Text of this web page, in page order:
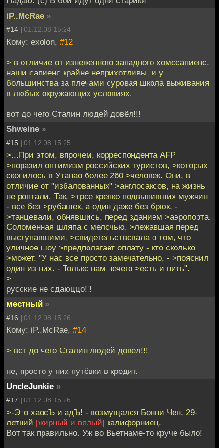
iP..McRae »
#14 | 01.12.08 15:24
Кому: exolon, #12
> в отличие от изнеженного западного хомосапиенс.
наши сапиенс крайне неприхотливы, и у
большинства за плечами суровая школа выживания
в любых окружающих условиях.
вот до чего Сталин людей довёл!!!
Shweine »
#15 | 01.12.08 15:25
>...При этом, впрочем, корреспондента AFP
>поразил оптимизм российских туристов, >которых
скопилось в Утапао более 260 >человек. Они, в
отличие от "избалованных" >англосаксов, на жизнь
не роптали. Так, >трое крепко подвыпивших мужчин
- все без >рубашек, а один даже без брюк, -
>танцевали, обнявшись, перед зданием >аэропорта.
Соломенная шляпа с мелочью, >лежавшая перед
выступавшими, >свидетельствовала о том, что
уличное шоу >предполагает оплату - кто сколько
>может. "У нас все просто замечательно, - >пояснил
один из них. - Только нам нечего >есть и пить".
>
русские не сдаюццо!!!
местный »
#16 | 01.12.08 15:26
Кому: iP..McRae, #14
> вот до чего Сталин людей довёл!!!
не, просто у них путёвки в кредит.
UncleJunkie »
#17 | 01.12.08 15:26
>-Это хаосЪ и адЪ! - возмущался Бонни Чен, 29-
летний [жирный и вялый] калифорниец.
Вот так правильно. Уж во Вьетнаме-то круче было!